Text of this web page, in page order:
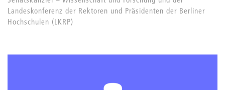
Landeskonferenz der Rektoren und Präsidenten der Berliner
Hochschulen (LKRP)